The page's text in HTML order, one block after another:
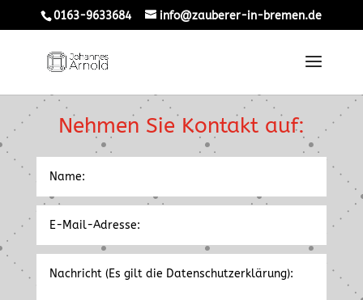
0163-9633684 info@zauberer-in-bremen.de
Nehmen Sie Kontakt auf: